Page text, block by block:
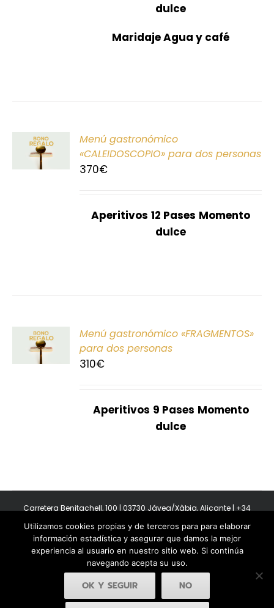
dulce
Maridaje Agua y café
Menú gastronómico
«CALEIDOSCOPIO» para dos personas
370€
Aperitivos 12 Pases Momento
dulce
Menú gastronómico «FRAGMENTOS»
para dos personas
310€
Aperitivos 9 Pases Momento
dulce
Carretera Benitachell, 100 | 03730 Jávea/Xàbia, Alicante | +34
Copyright 2011-2026 BonAmb Restaurant | All Rights Reserved |
Política de privacidad|Powered by Insertcom
Utilizamos cookies propias y de terceros para para elaborar
información estadística y asegurar que damos la mejor
experiencia al usuario en nuestro sitio web. Si continúa
navegando acepta su uso.
OK Y SEGUIR NO